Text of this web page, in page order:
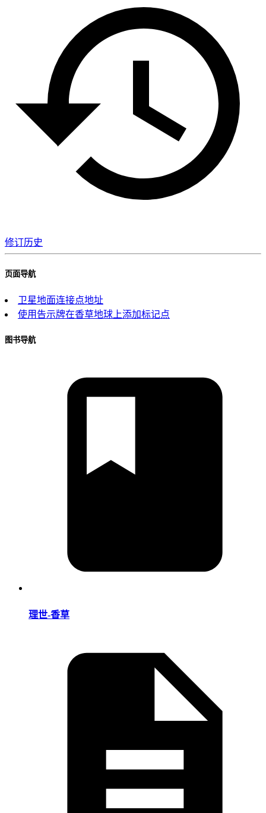
修订历史
页面导航
卫星地面连接点地址
使用告示牌在香草地球上添加标记点
图书导航
理世-香草